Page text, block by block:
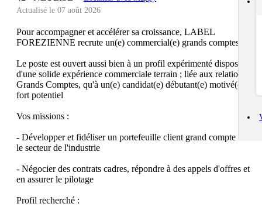
Actualisé le 07 août 2026
Pour accompagner et accélérer sa croissance, LABEL
FOREZIENNE recrute un(e) commercial(e) grands comptes,
Le poste est ouvert aussi bien à un profil expérimenté disposant
d'une solide expérience commerciale terrain ; liée aux relations
Grands Comptes, qu'à un(e) candidat(e) débutant(e) motivé(e), à
fort potentiel
Vos missions :
- Développer et fidéliser un portefeuille client grand compte dans
le secteur de l'industrie
- Négocier des contrats cadres, répondre à des appels d'offres et
en assurer le pilotage
Profil recherché :